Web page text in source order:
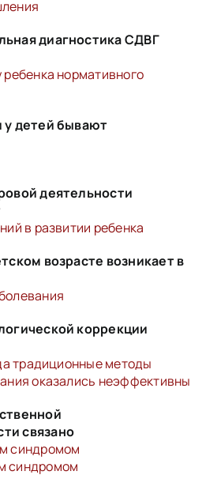
диагностика СДВГ
нормативного
детей бывают
деятельности
в развитии ребенка
возрасте возникает в
коррекции
традиционные методы
оказались неэффективны
связано
синдромом
синдромом